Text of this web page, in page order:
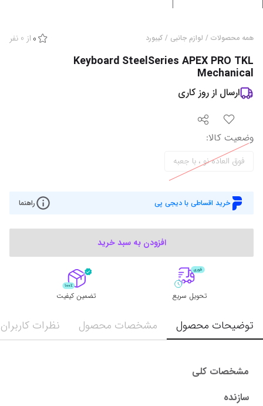
همه محصولات / لوازم جانبی / کیبورد 0 از 0 نفر
Keyboard SteelSeries APEX PRO TKL
Mechanical
ارسال از روز کاری
وضعیت کالا:
فوق العاده نو ، با جعبه
خرید اقساطی با دیجی پی راهنما
افزودن به سبد خرید
تحویل سریع تضمین کیفیت
توضیحات محصول مشخصات محصول نظرات کاربران
مشخصات کلی
سازنده